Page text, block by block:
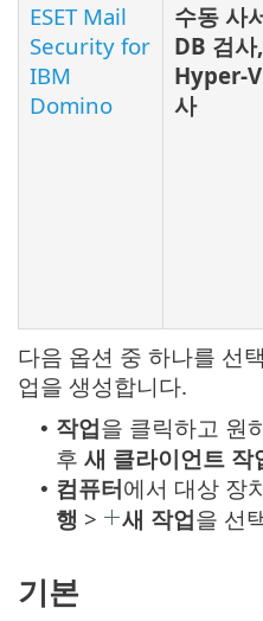
ESET Mail
Security for
IBM
Domino
수동 사
DB 검사,
Hyper-
사
다음 옵션 중 하나를 선
업을 생성합니다.
• 작업을 클릭하고 원
후 새 클라이언트 작
• 컴퓨터에서 대상 장
행 > 새 작업을 선
기본